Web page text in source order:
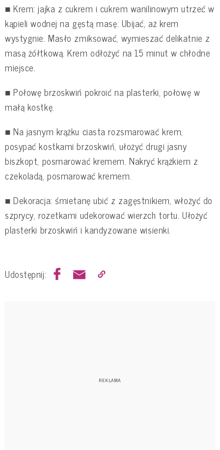
■ Krem: jajka z cukrem i cukrem wanilinowym utrzeć w
kąpieli wodnej na gęstą masę. Ubijać, aż krem
wystygnie. Masło zmiksować, wymieszać delikatnie z
masą żółtkową. Krem odłożyć na 15 minut w chłodne
miejsce.
■ Połowę brzoskwiń pokroić na plasterki, połowę w
małą kostkę.
■ Na jasnym krążku ciasta rozsmarować krem,
posypać kostkami brzoskwiń, ułożyć drugi jasny
biszkopt, posmarować kremem. Nakryć krążkiem z
czekoladą, posmarować kremem.
■ Dekoracja: śmietanę ubić z zagęstnikiem, włożyć do
szprycy, rozetkami udekorować wierzch tortu. Ułożyć
plasterki brzoskwiń i kandyzowane wisienki.
Udostępnij: